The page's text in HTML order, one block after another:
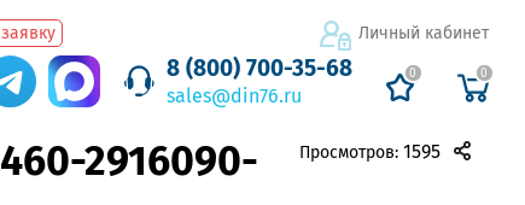
Личный кабинет
8 (800) 700-35-68
sales@din76.ru
0 0
2916090-
Просмотров: 1595